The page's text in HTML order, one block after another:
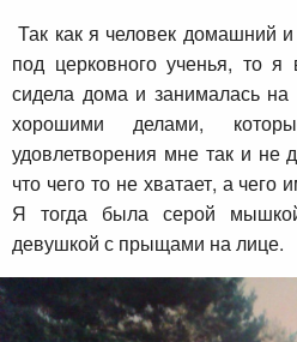
Так как я человек домашний
под церковного ученья, то
сидела дома и занималась
хорошими делами,
удовлетворения мне так и не
что чего то не хватает, а чего
Я тогда была серой
девушкой с прыщами на лице.